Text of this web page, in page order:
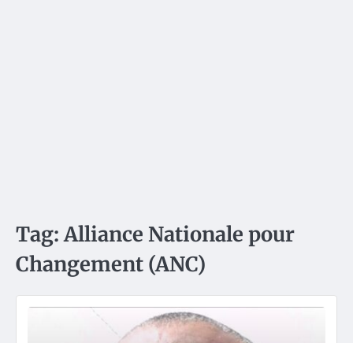
Tag:Alliance Nationale pour
Changement (ANC)